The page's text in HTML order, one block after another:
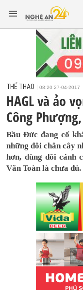
THỂ THAO 08:20 27-04-2017
HAGL và ảo
Công
Bầu Đức đang cố
những đôi chân cây
hơn, dùng đôi cánh
Văn Toàn là chưa đủ.